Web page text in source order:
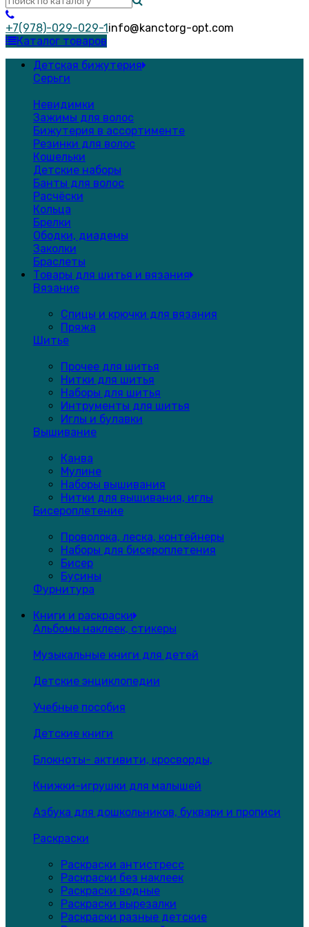
+7(978)-029-029-1info@kanctorg-opt.com
Каталог товаров
Детская бижутерия
Серьги
Невидимки
Зажимы для волос
Бижутерия в ассортименте
Резинки для волос
Кошельки
Детские наборы
Банты для волос
Расчёски
Кольца
Брелки
Ободки, диадемы
Заколки
Браслеты
Товары для шитья и вязания
Вязание
Спицы и крючки для вязания
Пряжа
Шитье
Прочее для шитья
Нитки для шитья
Наборы для шитья
Интрументы для шитья
Иглы и булавки
Вышивание
Канва
Мулине
Наборы вышивания
Нитки для вышивания, иглы
Бисероплетение
Проволока, леска, контейнеры
Наборы для бисероплетения
Бисер
Бусины
Фурнитура
Книги и раскраски
Альбомы наклеек, стикеры
Музыкальные книги для детей
Детские энциклопедии
Учебные пособия
Детские книги
Блокноты- активити, кросворды,
Книжки-игрушки для малышей
Азбука для дошкольников, буквари и прописи
Раскраски
Раскраски антистресс
Раскраски без наклеек
Раскраски водные
Раскраски вырезалки
Раскраски разные детские